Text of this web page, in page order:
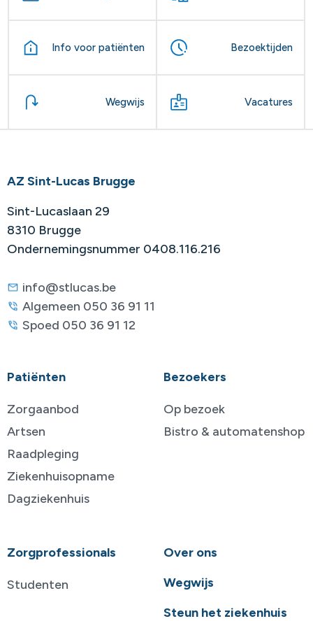
Info voor patiënten Bezoektijden
Wegwijs Vacatures
AZ Sint-Lucas Brugge
Sint-Lucaslaan 29
8310 Brugge
Ondernemingsnummer 0408.116.216
info@stlucas.be
Algemeen 050 36 91 11
Spoed 050 36 91 12
Patiënten
Zorgaanbod
Artsen
Raadpleging
Ziekenhuisopname
Dagziekenhuis
Bezoekers
Op bezoek
Bistro & automatenshop
Zorgprofessionals
Studenten
Over ons
Wegwijs
Steun het ziekenhuis